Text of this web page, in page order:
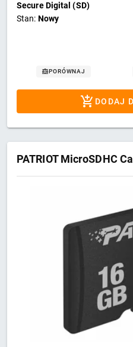
Secure Digital (SD)
Stan: Nowy
PORÓWNAJ
DODAJ
PATRIOT MicroSDHC